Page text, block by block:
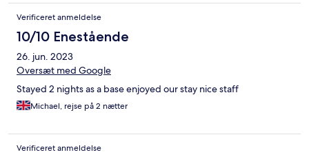
Verificeret anmeldelse
10/10 Enestående
26. jun. 2023
Oversæt med Google
Stayed 2 nights as a base enjoyed our stay nice staff
Michael, rejse på 2 nætter
Verificeret anmeldelse